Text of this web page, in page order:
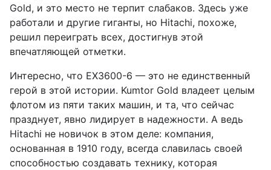
Gold, и это место не терпит слабаков. Здесь уже
работали и другие гиганты, но Hitachi, похоже,
решил переиграть всех, достигнув этой
впечатляющей отметки.
Интересно, что EX3600-6 — это не единственный
герой в этой истории. Kumtor Gold владеет целым
флотом из пяти таких машин, и та, что сейчас
празднует, явно лидирует в надежности. А ведь
Hitachi не новичок в этом деле: компания,
основанная в 1910 году, всегда славилась своей
способностью создавать технику, которая